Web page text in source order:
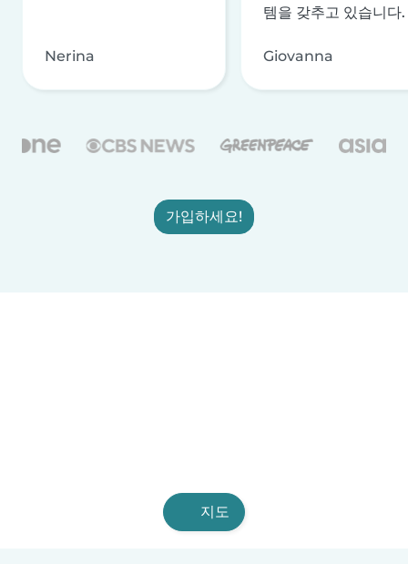
Nerina
템을 갖추고 있습니다.
Giovanna
가입하세요!
지도